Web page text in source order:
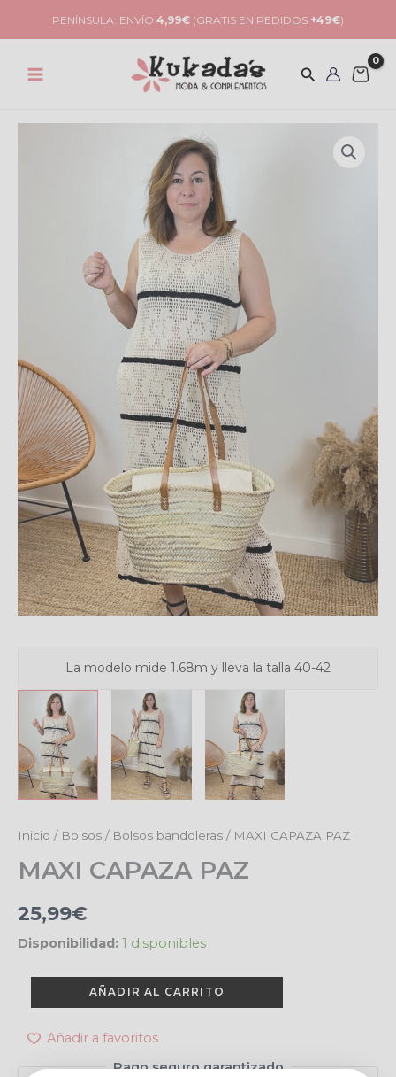
PENÍNSULA: ENVÍO 4,99€ (GRATIS EN PEDIDOS +49€)
La modelo mide 1.68m y lleva la talla 40-42
Inicio / Bolsos / Bolsos bandoleras / MAXI CAPAZA PAZ
MAXI CAPAZA PAZ
25,99€
Disponibilidad: 1 disponibles
MAXI
PAZ
AÑADIR AL CARRITO
Añadir a favoritos
Pago seguro garantizado